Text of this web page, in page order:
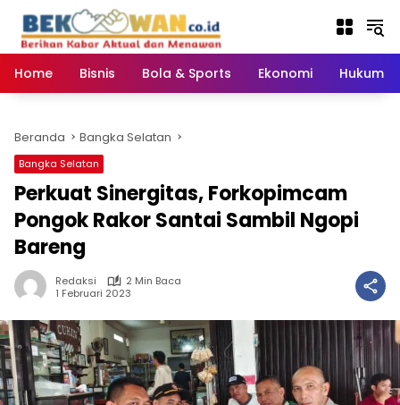
konten
Home
Bisnis Bola & Sports Ekonomi Hukum
Beranda Bangka Selatan
Bangka Selatan
Perkuat Sinergitas, Forkopimcam
Pongok Rakor Santai Sambil Ngopi
Bareng
Redaksi
2 Min Baca
1 Februari 2023